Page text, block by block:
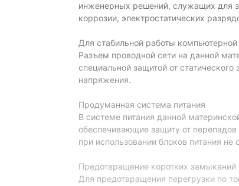
инженерных решений, служащих для
коррозии, электростатических
Для стабильной работы компьютерной
Разъем проводной сети на данной
специальной защитой от
напряжения.
Продуманная система питания
В системе питания данной
обеспечивающие защиту от
при использовании блоков питания не
Предотвращение коротких замыканий
Для предотвращения перегрузки по